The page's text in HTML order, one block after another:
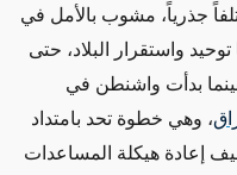
جذرياً، مشوب بالأمل في
واستقرار البلاد، حتى
بدأت واشنطن في
، وهي خطوة تحد بامتداد
إعادة هيكلة المساعدات